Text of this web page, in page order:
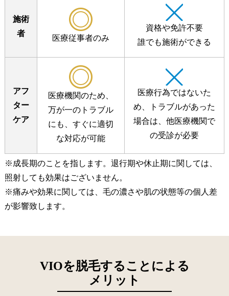
施術
者
医療従事者のみ
資格や免許不要
誰でも施術ができる
アフ
ター
ケア
医療機関のため、
万が一のトラブル
にも、すぐに適切
な対応が可能
医療行為ではないた
め、
トラブルがあった
場合は、 他医療機関で
の受診が必要
※成長期のことを指します。退行期や休止期に関しては、
照射しても効果はございません。
※痛みや効果に関しては、毛の濃さや肌の状態等の個人差
が影響致します。
VIOを脱毛することによる
メリット